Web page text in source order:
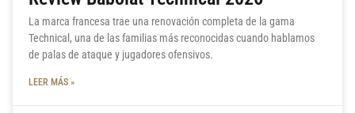
La marca francesa trae una renovación completa de la gama
Technical, una de las familias más reconocidas cuando hablamos
de palas de ataque y jugadores ofensivos.
LEER MÁS »